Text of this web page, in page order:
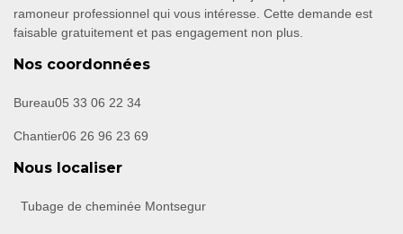
ramoneur professionnel qui vous intéresse. Cette demande est
faisable gratuitement et pas engagement non plus.
Nos coordonnées
Bureau05 33 06 22 34
Chantier06 26 96 23 69
Nous localiser
Tubage de cheminée Montsegur